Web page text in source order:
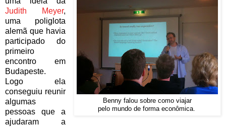
Benny falou sobre como viajar
pelo mundo de forma econômica.
Judith Meyer,
uma poliglota
alemã que havia
participado do
primeiro
encontro em
Budapeste.
Logo ela
conseguiu reunir
algumas
pessoas que a
ajudaram a